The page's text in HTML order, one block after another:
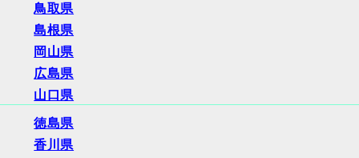
鳥取県
島根県
岡山県
広島県
山口県
徳島県
香川県